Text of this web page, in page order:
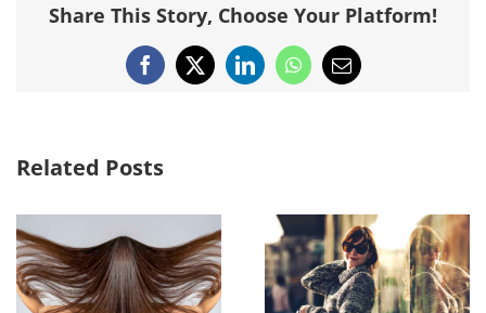
Share This Story, Choose Your Platform!
Facebook
X LinkedInWhatsApp
Email
Related Posts